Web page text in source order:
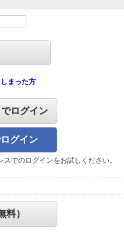
まった方
ログイン
グイン
でのログインをお試しください。
料）